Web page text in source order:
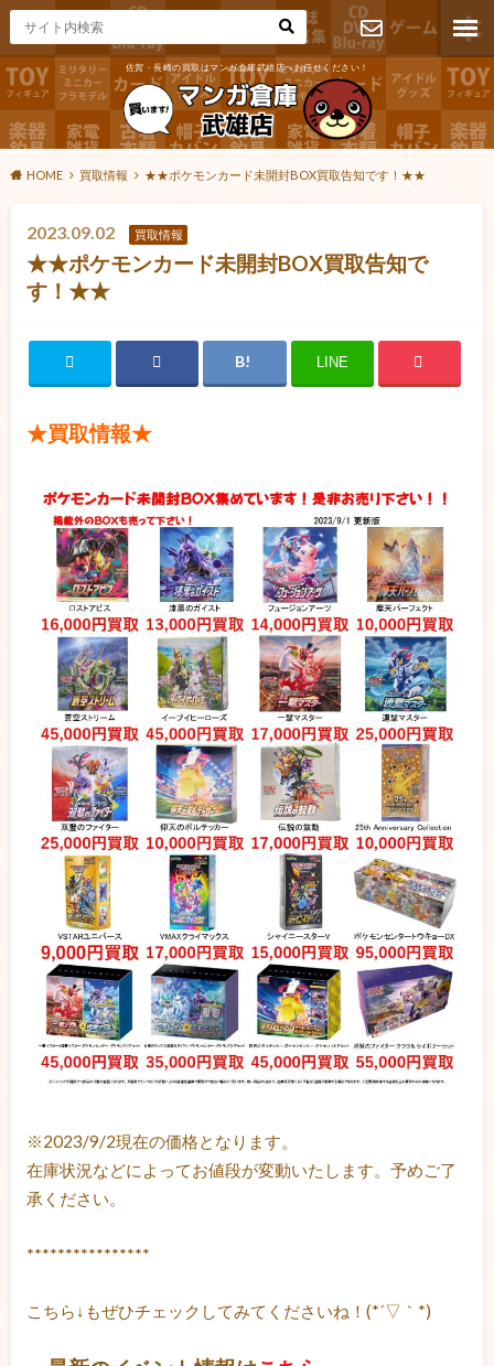
佐賀・長崎の買取はマンガ倉庫武雄店へお任せください！
お問い合わ
せ
HOME 買取情報 ★★ポケモンカード未開封BOX買取告知です！★★
2023.09.02 買取情報
★★ポケモンカード未開封BOX買取告知で
す！★★
LINE
★買取情報★
※2023/9/2現在の価格となります。
在庫状況などによってお値段が変動いたします。予めご了
承ください。
****************
こちら↓もぜひチェックしてみてくださいね！(*´▽｀*)